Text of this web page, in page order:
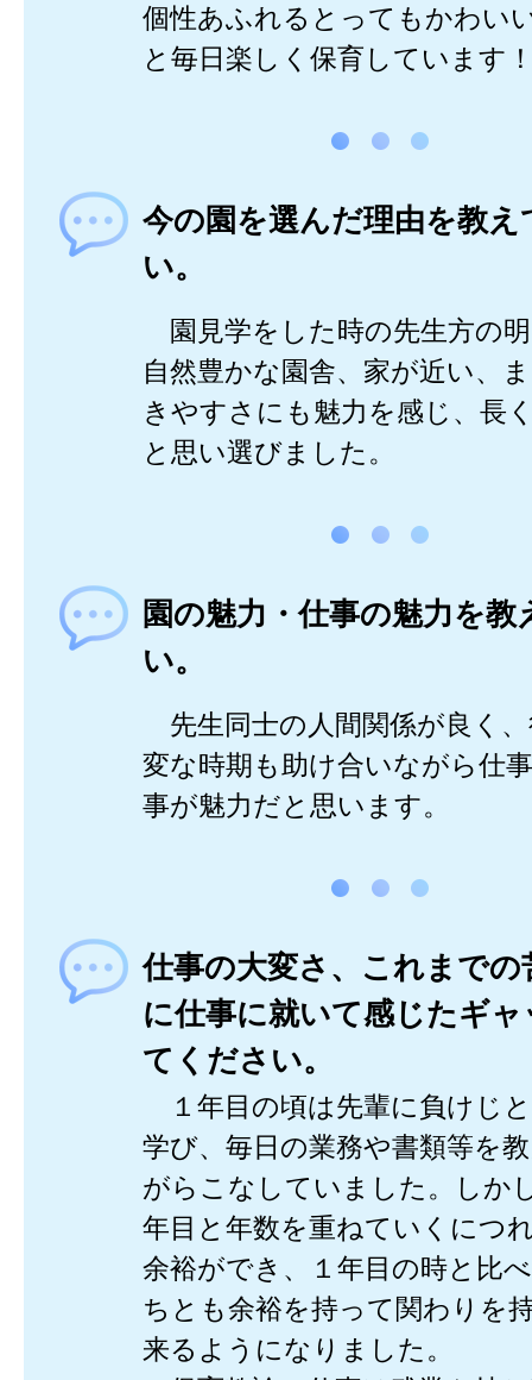
個性あふれるとってもかわい
と毎日楽しく保育しています
今の園を選んだ理由を教え
い。
園見学をした時の先生方の
自然豊かな園舎、家が近い、
きやすさにも魅力を感じ、長
と思い選びました。
園の魅力・仕事の魅力を教
い。
先生同士の人間関係が良く
変な時期も助け合いながら仕
事が魅力だと思います。
仕事の大変さ、これまでの
に仕事に就いて感じたギ
てください。
１年目の頃は先輩に負けじ
学び、毎日の業務や書類等を
がらこなしていました。しか
年目と年数を重ねていくにつ
余裕ができ、１年目の時と比
ちとも余裕を持って関わりを
来るようになりました。